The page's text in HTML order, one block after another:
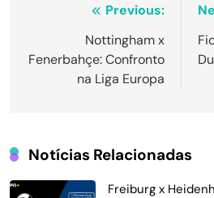
Navegação
Post
Previous:
Nottingham x
Fenerbahçe: Confronto
na Liga Europa
Notícias Relacionadas
Freiburg x